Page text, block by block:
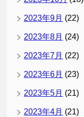
2023年9月 (22)
2023年8月 (24)
2023年7月 (22)
2023年6月 (23)
2023年5月 (21)
2023年4月 (21)